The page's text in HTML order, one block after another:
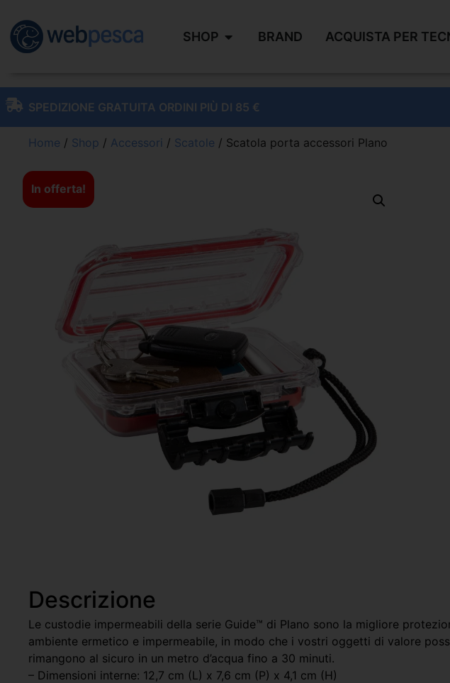
SHOP BRAND ACQUISTA PER
SPEDIZIONE GRATUITA ORDINI PIÙ DI 85 €
Home / Shop / Accessori / Scatole / Scatola porta accessori Plano
In offerta!
Descrizione
Le custodie impermeabili della serie Guide™ di Plano sono la migliore
ambiente ermetico e impermeabile, in modo che i vostri oggetti di valore
rimangono al sicuro in un metro d’acqua fino a 30 minuti.
– Dimensioni interne: 12,7 cm (L) x 7,6 cm (P) x 4,1 cm (H)